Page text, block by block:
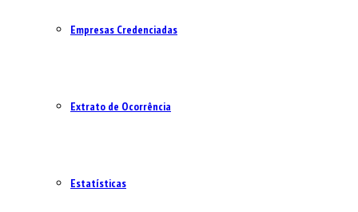
Empresas Credenciadas
Extrato de Ocorrência
Estatísticas